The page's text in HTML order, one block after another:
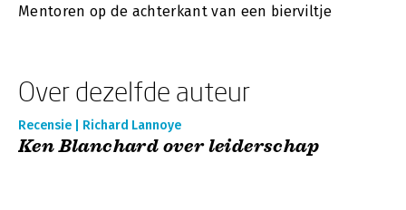
Mentoren op de achterkant van een bierviltje
Over dezelfde auteur
Recensie | Richard Lannoye
Ken Blanchard over leiderschap